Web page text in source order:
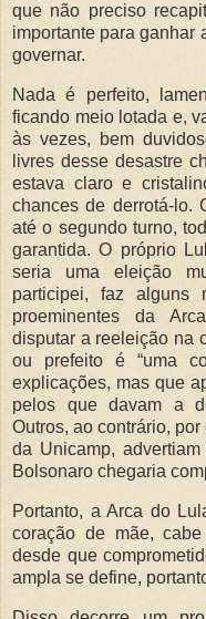
que não preciso
importante para ganhar
governar.
Nada é perfeito,
ficando meio lotada e,
às vezes, bem
livres desse desastre
estava claro e
chances de derrotá-lo.
até o segundo turno,
garantida. O próprio
seria uma eleição
participei, faz alguns
proeminentes da
disputar a reeleição na
ou prefeito é “uma
explicações, mas que
pelos que davam a
Outros, ao contrário,
da Unicamp,
Bolsonaro chegaria
Portanto, a Arca do
coração de mãe,
desde que
ampla se define,